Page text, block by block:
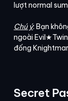
lượt normal
Chú ý: Bạn
ngoài
đống
Secret